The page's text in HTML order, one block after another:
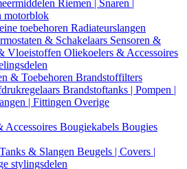
Riemen | Snaren |
motorblok
toebehoren Radiateurslangen
& Schakelaars Sensoren &
Vloeistoffen Oliekoelers & Accessoires
& Toebehoren Brandstoffilters
Brandstoftanks | Pompen |
| Fittingen Overige
Accessoires Bougiekabels Bougies
Tanks & Slangen Beugels | Covers |
stylingsdelen